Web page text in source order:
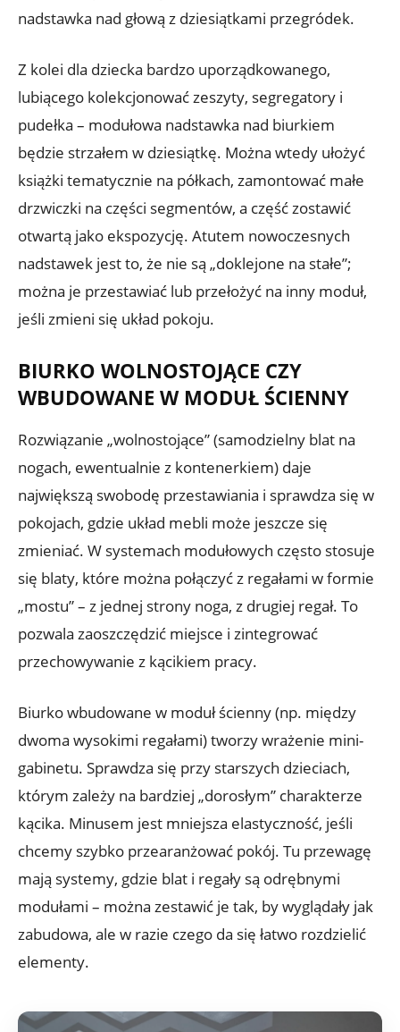
nadstawka nad głową z dziesiątkami przegródek.
Z kolei dla dziecka bardzo uporządkowanego,
lubiącego kolekcjonować zeszyty, segregatory i
pudełka – modułowa nadstawka nad biurkiem
będzie strzałem w dziesiątkę. Można wtedy ułożyć
książki tematycznie na półkach, zamontować małe
drzwiczki na części segmentów, a część zostawić
otwartą jako ekspozycję. Atutem nowoczesnych
nadstawek jest to, że nie są „doklejone na stałe”;
można je przestawiać lub przełożyć na inny moduł,
jeśli zmieni się układ pokoju.
BIURKO WOLNOSTOJĄCE CZY
WBUDOWANE W MODUŁ ŚCIENNY
Rozwiązanie „wolnostojące” (samodzielny blat na
nogach, ewentualnie z kontenerkiem) daje
największą swobodę przestawiania i sprawdza się w
pokojach, gdzie układ mebli może jeszcze się
zmieniać. W systemach modułowych często stosuje
się blaty, które można połączyć z regałami w formie
„mostu” – z jednej strony noga, z drugiej regał. To
pozwala zaoszczędzić miejsce i zintegrować
przechowywanie z kącikiem pracy.
Biurko wbudowane w moduł ścienny (np. między
dwoma wysokimi regałami) tworzy wrażenie mini-
gabinetu. Sprawdza się przy starszych dzieciach,
którym zależy na bardziej „dorosłym” charakterze
kącika. Minusem jest mniejsza elastyczność, jeśli
chcemy szybko przearanżować pokój. Tu przewagę
mają systemy, gdzie blat i regały są odrębnymi
modułami – można zestawić je tak, by wyglądały jak
zabudowa, ale w razie czego da się łatwo rozdzielić
elementy.